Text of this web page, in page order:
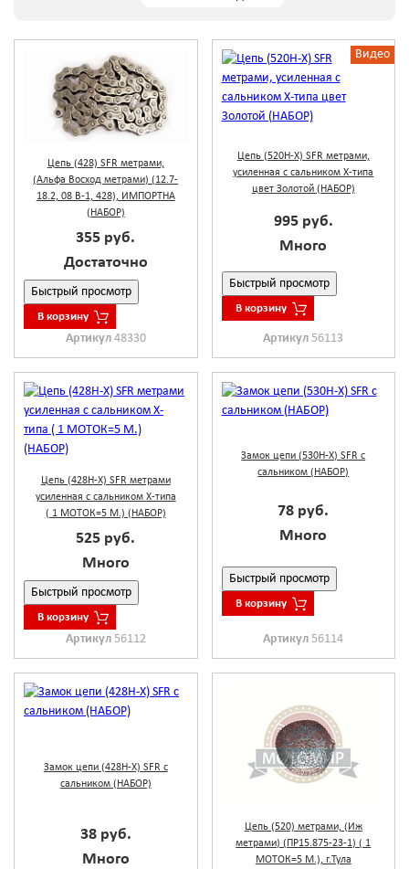
Цепь (428) SFR метрами,
(Альфа Восход метрами) (12.7-
18.2, 08 В-1, 428), ИМПОРТНА
(НАБОР)
355 руб.
Достаточно
Быстрый просмотр
В корзину
Артикул 48330
Видео
Цепь (520Н-Х) SFR метрами,
усиленная с сальником Х-типа
цвет Золотой (НАБОР)
995 руб.
Много
Быстрый просмотр
В корзину
Артикул56113
Цепь (428Н-Х) SFR метрами
усиленная с сальником Х-типа
( 1 МОТОК=5 М.) (НАБОР)
525 руб.
Много
Быстрый просмотр
В корзину
Артикул 56112
Замок цепи (530Н-Х) SFR с
сальником (НАБОР)
78 руб.
Много
Быстрый просмотр
В корзину
Артикул56114
Замок цепи (428Н-Х) SFR с
сальником (НАБОР)
38 руб.
Много
Цепь (520) метрами, (Иж
метрами) (ПР15.875-23-1) ( 1
МОТОК=5 М.), г.Тула